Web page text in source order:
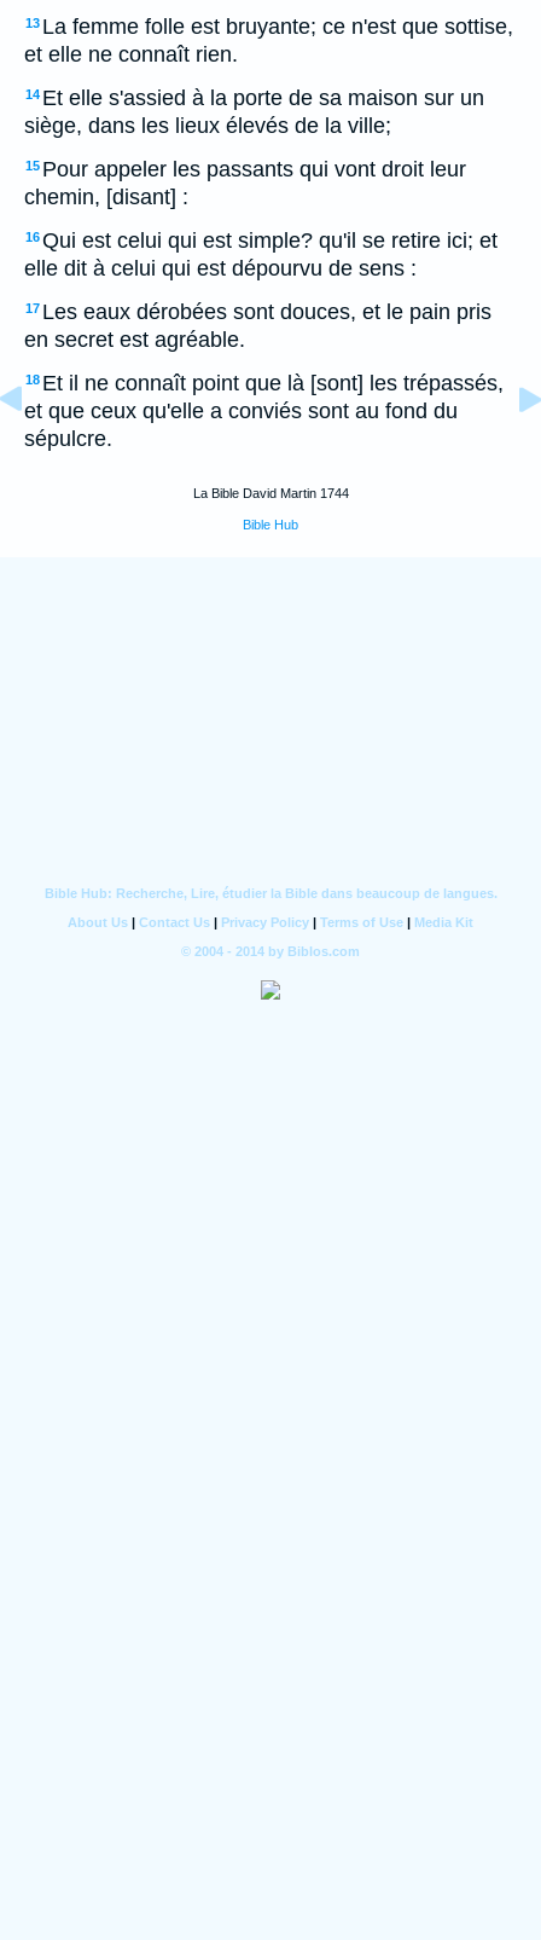
13 La femme folle est bruyante; ce n'est que sottise,
et elle ne connaît rien.
14 Et elle s'assied à la porte de sa maison sur un
siège, dans les lieux élevés de la ville;
15 Pour appeler les passants qui vont droit leur
chemin, [disant] :
16Qui est celui qui est simple? qu'il se retire ici; et
elle dit à celui qui est dépourvu de sens :
17 Les eaux dérobées sont douces, et le pain pris
en secret est agréable.
18 Et il ne connaît point que là [sont] les trépassés,
et que ceux qu'elle a conviés sont au fond du
sépulcre.
La Bible David Martin 1744
Bible Hub